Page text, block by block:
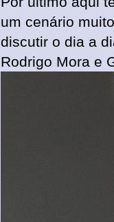
um cenário
discutir o dia a
Rodrigo Mora e